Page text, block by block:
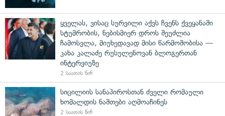
ყველას, ვისაც სურვილი აქვს ჩვენს ქვეყანაში
სტუმრობის, ნებისმიერ დროს შეუძლია
ჩამოსვლა, მიუხედავად მისი წარმოშობისა —
კახა კალაძე რუსულენოვან ბლოგერთან
ინტერვიუზე
2 საათის წინ
სიცილიის სანაპიროსთან ძველი რომაული
ხომალდის ნაშთები აღმოაჩინეს
2 საათის წინ